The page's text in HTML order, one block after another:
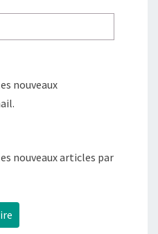
nouveaux
nouveaux articles par